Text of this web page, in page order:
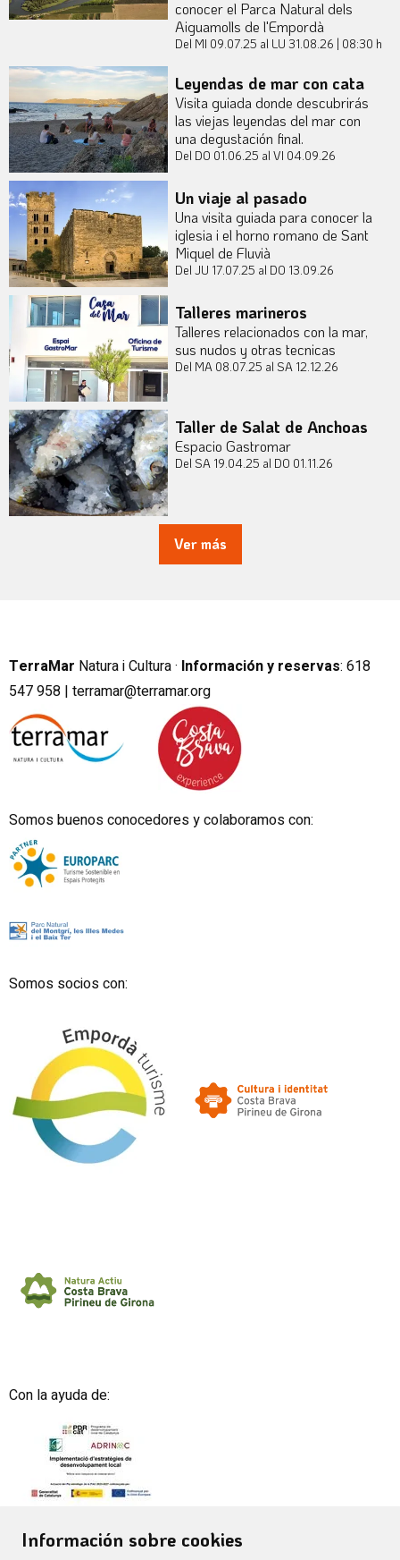
conocer el Parca Natural dels
Aiguamolls de l'Empordà
Del MI 09.07.25 al LU 31.08.26 | 08:30 h
Leyendas de mar con cata
Visita guiada donde descubrirás
las viejas leyendas del mar con
una degustación final.
Del DO 01.06.25 al VI 04.09.26
Un viaje al pasado
Una visita guiada para conocer la
iglesia i el horno romano de Sant
Miquel de Fluvià
Del JU 17.07.25 al DO 13.09.26
Talleres marineros
Talleres relacionados con la mar,
sus nudos y otras tecnicas
Del MA 08.07.25 al SA 12.12.26
Taller de Salat de Anchoas
Espacio Gastromar
Del SA 19.04.25 al DO 01.11.26
Ver más
TerraMar Natura i Cultura · Información y reservas: 618
547 958 | terramar@terramar.org
Somos buenos conocedores y colaboramos con:
Somos socios con:
Con la ayuda de:
Información sobre cookies